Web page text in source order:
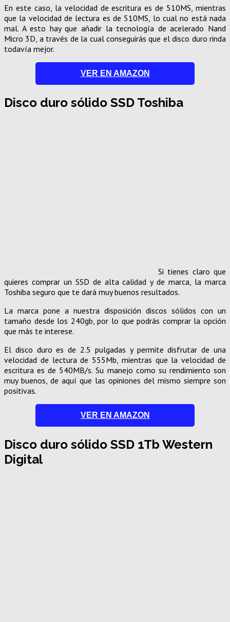
En este caso, la velocidad de escritura es de 510MS, mientras
que la velocidad de lectura es de 510MS, lo cual no está nada
mal. A esto hay que añadir la tecnología de acelerado Nand
Micro 3D, a través de la cual conseguirás que el disco duro rinda
todavía mejor.
VER EN AMAZON
Disco duro sólido SSD Toshiba
Si tienes claro que
quieres comprar un SSD de alta calidad y de marca, la marca
Toshiba seguro que te dará muy buenos resultados.
La marca pone a nuestra disposición discos sólidos con un
tamaño desde los 240gb, por lo que podrás comprar la opción
que más te interese.
El disco duro es de 2.5 pulgadas y permite disfrutar de una
velocidad de lectura de 555Mb, mientras que la velocidad de
escritura es de 540MB/s. Su manejo como su rendimiento son
muy buenos, de aquí que las opiniones del mismo siempre son
positivas.
VER EN AMAZON
Disco duro sólido SSD 1Tb Western
Digital